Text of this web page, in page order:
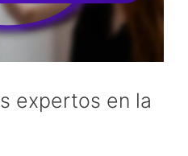
expertos en la